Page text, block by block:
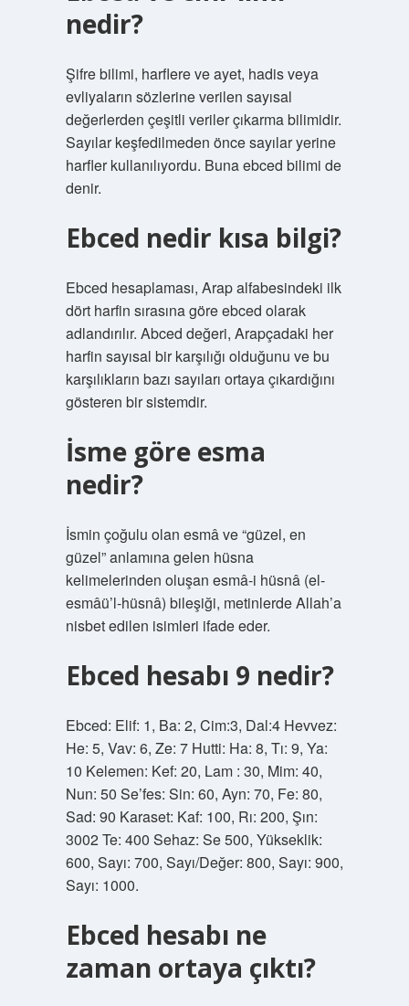
nedir?
Şifre bilimi, harflere ve ayet, hadis veya
evliyaların sözlerine verilen sayısal
değerlerden çeşitli veriler çıkarma bilimidir.
Sayılar keşfedilmeden önce sayılar yerine
harfler kullanılıyordu. Buna ebced bilimi de
denir.
Ebced nedir kısa bilgi?
Ebced hesaplaması, Arap alfabesindeki ilk
dört harfin sırasına göre ebced olarak
adlandırılır. Abced değeri, Arapçadaki her
harfin sayısal bir karşılığı olduğunu ve bu
karşılıkların bazı sayıları ortaya çıkardığını
gösteren bir sistemdir.
İsme göre esma
nedir?
İsmin çoğulu olan esmâ ve “güzel, en
güzel” anlamına gelen hüsna
kelimelerinden oluşan esmâ-i hüsnâ (el-
esmâü’l-hüsnâ) bileşiği, metinlerde Allah’a
nisbet edilen isimleri ifade eder.
Ebced hesabı 9 nedir?
Ebced: Elif: 1, Ba: 2, Cim:3, Dal:4 Hevvez:
He: 5, Vav: 6, Ze: 7 Hutti: Ha: 8, Tı: 9, Ya:
10 Kelemen: Kef: 20, Lam : 30, Mim: 40,
Nun: 50 Se’fes: Sin: 60, Ayn: 70, Fe: 80,
Sad: 90 Karaset: Kaf: 100, Rı: 200, Şın:
3002 Te: 400 Sehaz: Se 500, Yükseklik:
600, Sayı: 700, Sayı/Değer: 800, Sayı: 900,
Sayı: 1000.
Ebced hesabı ne
zaman ortaya çıktı?